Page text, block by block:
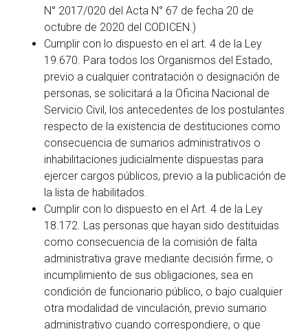
N° 2017/020 del Acta N° 67 de fecha 20 de
octubre de 2020 del CODICEN.)
Cumplir con lo dispuesto en el art. 4 de la Ley
19.670. Para todos los Organismos del Estado,
previo a cualquier contratación o designación de
personas, se solicitará a la Oficina Nacional de
Servicio Civil, los antecedentes de los postulantes
respecto de la existencia de destituciones como
consecuencia de sumarios administrativos o
inhabilitaciones judicialmente dispuestas para
ejercer cargos públicos, previo a la publicación de
la lista de habilitados.
Cumplir con lo dispuesto en el Art. 4 de la Ley
18.172. Las personas que hayan sido destituidas
como consecuencia de la comisión de falta
administrativa grave mediante decisión firme, o
incumplimiento de sus obligaciones, sea en
condición de funcionario público, o bajo cualquier
otra modalidad de vinculación, previo sumario
administrativo cuando correspondiere, o que